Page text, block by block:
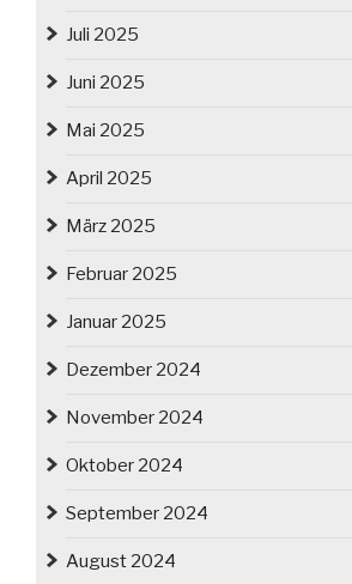
Juli 2025
Juni 2025
Mai 2025
April 2025
März 2025
Februar 2025
Januar 2025
Dezember 2024
November 2024
Oktober 2024
September 2024
August 2024